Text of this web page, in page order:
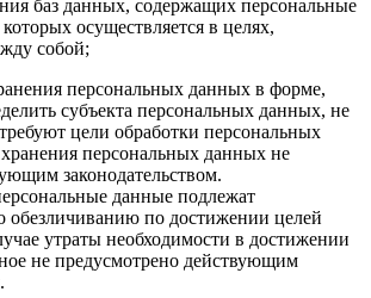
баз данных, содержащих персональные
осуществляется в целях,
собой;
персональных данных в форме,
субъекта персональных данных, не
цели обработки персональных
персональных данных не
законодательством.
данные подлежат
по достижении целей
утраты необходимости в достижении
не предусмотрено действующим